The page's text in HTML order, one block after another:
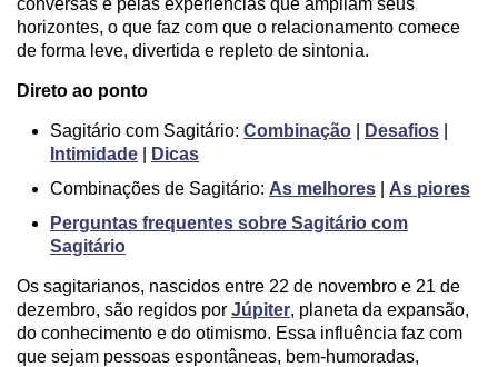
conversas e pelas experiências que ampliam seus
horizontes, o que faz com que o relacionamento comece
de forma leve, divertida e repleto de sintonia.
Direto ao ponto
Sagitário com Sagitário: Combinação Desafios
Intimidade
Dicas
Combinações de Sagitário: As melhores
As piores
Perguntas frequentes sobre Sagitário com
Sagitário
Os sagitarianos, nascidos entre 22 de novembro e 21 de
dezembro, são regidos por Júpiter, planeta da expansão,
do conhecimento e do otimismo. Essa influência faz com
que sejam pessoas espontâneas, bem-humoradas,